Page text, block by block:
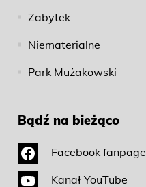
Zabytek
Niematerialne
Park Mużakowski
Bądź na bieżąco
Facebook fanpage
Kanał YouTube